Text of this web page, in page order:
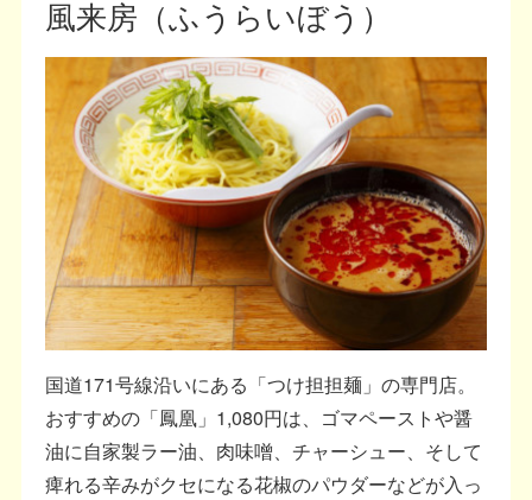
風来房（ふうらいぼう）
国道171号線沿いにある「つけ担担麺」の専門店。
おすすめの「鳳凰」1,080円は、ゴマペーストや醤
油に自家製ラー油、肉味噌、チャーシュー、そして
痺れる辛みがクセになる花椒のパウダーなどが入っ